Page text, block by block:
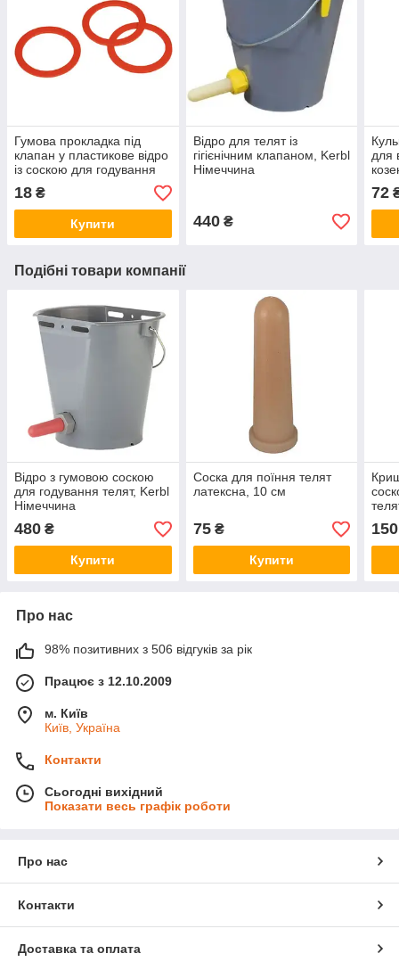
Гумова прокладка під
клапан у пластикове відро
із соскою для годування
телят
18 ₴
Купити
Відро для телят із
гігієнічним клапаном, Kerbl
Німеччина
440₴
для
72
Подібні товари компанії
Відро з гумовою соскою
для годування телят, Kerbl
Німеччина
480 ₴
Купити
Соска для поїння телят
латексна, 10 см
75₴
Купити
150
Про нас
98% позитивних з 506 відгуків за рік
Працює з 12.10.2009
м. Київ
Київ, Україна
Контакти
Сьогодні вихідний
Показати весь графік роботи
Про нас
Контакти
Доставка та оплата